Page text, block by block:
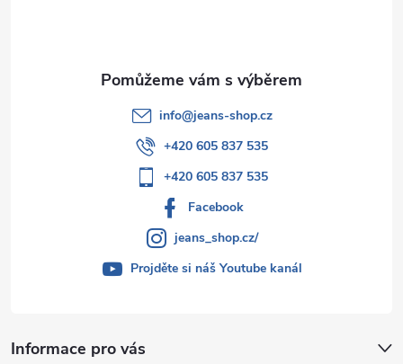
Informace pro vás
info@jeans-shop.cz
+420 605 837 535
+420 605 837 535
Facebook
jeans_shop.cz/
Projděte si náš Youtube kanál